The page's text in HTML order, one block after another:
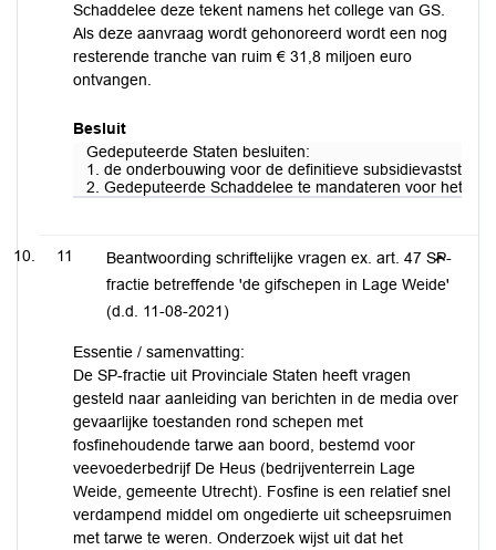
Schaddelee deze tekent namens het college van GS.
Als deze aanvraag wordt gehonoreerd wordt een nog
resterende tranche van ruim € 31,8 miljoen euro
ontvangen.
Besluit
Gedeputeerde Staten besluiten:
1. de onderbouwing voor de definitieve
2. Gedeputeerde Schaddelee te mandateren voor het
11
Beantwoording schriftelijke vragen ex. art. 47 SP-
fractie betreffende 'de gifschepen in Lage Weide'
(d.d. 11-08-2021)
Essentie / samenvatting:
De SP-fractie uit Provinciale Staten heeft vragen
gesteld naar aanleiding van berichten in de media over
gevaarlijke toestanden rond schepen met
fosfinehoudende tarwe aan boord, bestemd voor
veevoederbedrijf De Heus (bedrijventerrein Lage
Weide, gemeente Utrecht). Fosfine is een relatief snel
verdampend middel om ongedierte uit scheepsruimen
met tarwe te weren. Onderzoek wijst uit dat het